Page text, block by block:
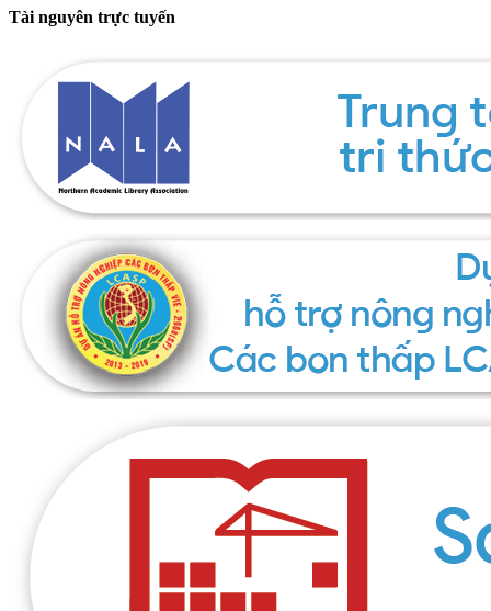
Tài nguyên trực tuyến